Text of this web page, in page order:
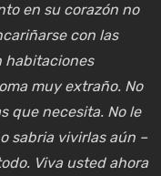
en su corazón no
con las
habitaciones
muy extraño. No
que necesita. No le
sabria vivirlas aún –
Viva usted ahora